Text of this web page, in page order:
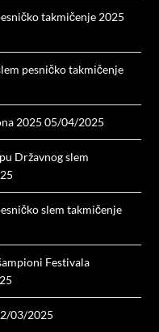
takmičenje 2025
pesničko takmičenje
2025 05/04/2025
Državnog slem
slem takmičenje
Festivala
03/2025